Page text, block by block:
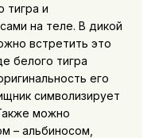
тигра и
на теле. В дикой
встретить это
белого тигра
его
символизирует
можно
– альбиносом,